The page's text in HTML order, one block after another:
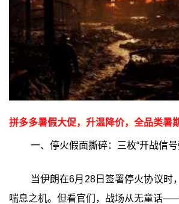
拼多多暑假大促，升温降价，全品类暑
一、停火假面撕碎：三枚“开战信
当伊朗在6月28日签署停火协议时
喘息之机。但看官们，战场从无童话